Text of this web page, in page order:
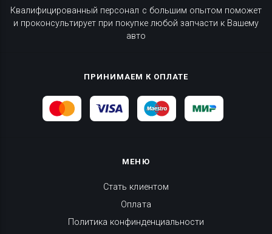
Квалифицированный персонал с большим опытом поможет
и проконсультирует при покупке любой запчасти к Вашему
авто
ПРИНИМАЕМ К ОПЛАТЕ
МЕНЮ
Стать клиентом
Оплата
Политика конфинденциальности